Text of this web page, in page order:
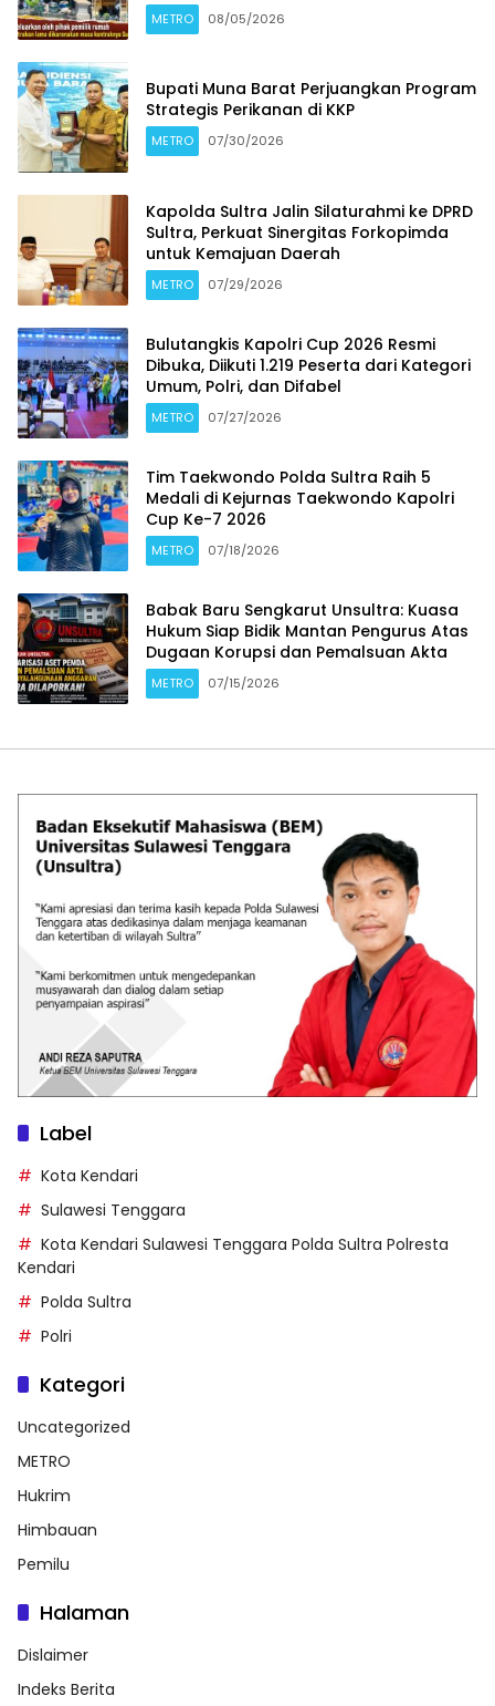
METRO 08/05/2026
Bupati Muna Barat Perjuangkan Program
Strategis Perikanan di KKP
METRO 07/30/2026
Kapolda Sultra Jalin Silaturahmi ke DPRD
Sultra, Perkuat Sinergitas Forkopimda
untuk Kemajuan Daerah
METRO 07/29/2026
Bulutangkis Kapolri Cup 2026 Resmi
Dibuka, Diikuti 1.219 Peserta dari Kategori
Umum, Polri, dan Difabel
METRO 07/27/2026
Tim Taekwondo Polda Sultra Raih 5
Medali di Kejurnas Taekwondo Kapolri
Cup Ke-7 2026
METRO 07/18/2026
Babak Baru Sengkarut Unsultra: Kuasa
Hukum Siap Bidik Mantan Pengurus Atas
Dugaan Korupsi dan Pemalsuan Akta
METRO 07/15/2026
Label
Kota Kendari
Sulawesi Tenggara
Kota Kendari Sulawesi Tenggara Polda Sultra Polresta
Kendari
Polda Sultra
Polri
Kategori
Uncategorized
METRO
Hukrim
Himbauan
Pemilu
Halaman
Dislaimer
Indeks Berita